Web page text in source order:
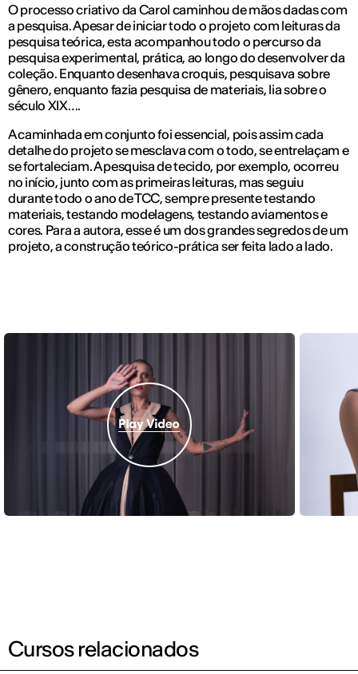
O processo criativo da Carol caminhou de mãos dadas com
a pesquisa. Apesar de iniciar todo o projeto com leituras da
pesquisa teórica, esta acompanhou todo o percurso da
pesquisa experimental, prática, ao longo do desenvolver da
coleção. Enquanto desenhava croquis, pesquisava sobre
gênero, enquanto fazia pesquisa de materiais, lia sobre o
século XIX….
A caminhada em conjunto foi essencial, pois assim cada
detalhe do projeto se mesclava com o todo, se entrelaçam e
se fortaleciam. A pesquisa de tecido, por exemplo, ocorreu
no início, junto com as primeiras leituras, mas seguiu
durante todo o ano de TCC, sempre presente testando
materiais, testando modelagens, testando aviamentos e
cores. Para a autora, esse é um dos grandes segredos de um
projeto, a construção teórico-prática ser feita lado a lado.
Cursos relacionados